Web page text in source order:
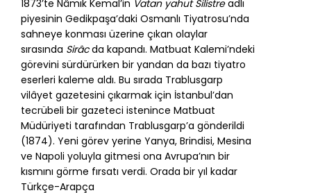
1873’te Nâmık Kemal’in Vatan yahut Silistreadlı
piyesinin Gedikpaşa’daki Osmanlı Tiyatrosu’nda
sahneye konması üzerine çıkan olaylar
sırasında Sirâcda kapandı. Matbuat Kalemi’ndeki
görevini sürdürürken bir yandan da bazı tiyatro
eserleri kaleme aldı. Bu sırada Trablusgarp
vilâyet gazetesini çıkarmak için İstanbul’dan
tecrübeli bir gazeteci istenince Matbuat
Müdüriyeti tarafından Trablusgarp’a gönderildi
(1874). Yeni görev yerine Yanya, Brindisi, Mesina
ve Napoli yoluyla gitmesi ona Avrupa’nın bir
kısmını görme fırsatı verdi. Orada bir yıl kadar
Türkçe-Arapça